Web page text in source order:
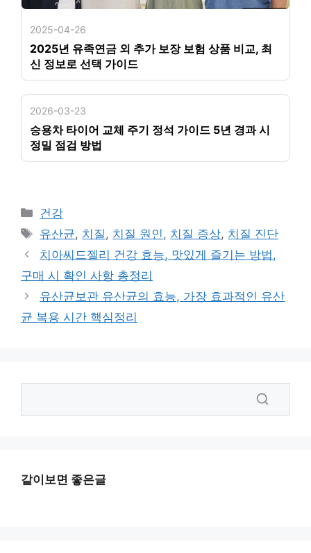
2025-04-26
2025년 유족연금 외 추가 보장 보험 상품 비교, 최
신 정보로 선택 가이드
2026-03-23
승용차 타이어 교체 주기 정석 가이드 5년 경과 시
정밀 점검 방법
카
테
고
리
건강
태
그
유산균, 치질 , 치질 원인 , 치질 증상, 치질 진단
치아씨드젤리 건강 효능, 맛있게 즐기는 방법,
구매 시 확인 사항 총정리
유산균보관 유산균의 효능, 가장 효과적인 유산
균 복용 시간 핵심정리
같이보면 좋은글